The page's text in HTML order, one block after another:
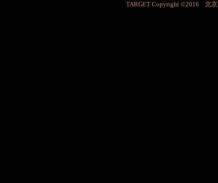
TARGET Copyright ©2016 北